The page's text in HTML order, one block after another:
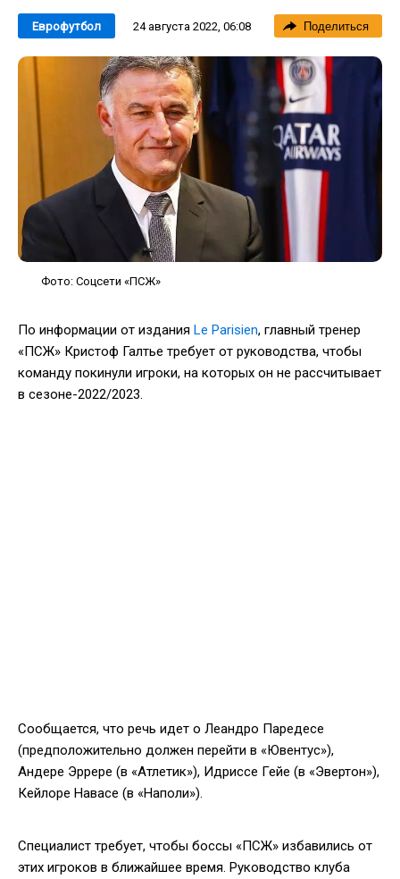
Еврофутбол 24 августа 2022, 06:08 Поделиться
Фото: Соцсети «ПСЖ»
По информации от издания Le Parisien, главный тренер
«ПСЖ» Кристоф Галтье требует от руководства, чтобы
команду покинули игроки, на которых он не рассчитывает
в сезоне-2022/2023.
Сообщается, что речь идет о Леандро Паредесе
(предположительно должен перейти в «Ювентус»),
Андере Эррере (в «Атлетик»), Идриссе Гейе (в «Эвертон»),
Кейлоре Навасе (в «Наполи»).
Специалист требует, чтобы боссы «ПСЖ» избавились от
этих игроков в ближайшее время. Руководство клуба